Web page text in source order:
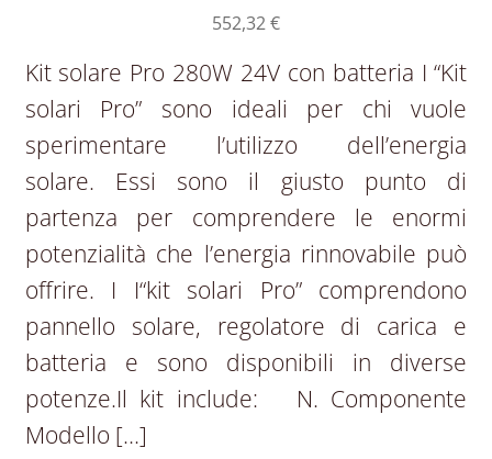
552,32€
Kit solare Pro 280W 24V con batteria I “Kit
solari Pro” sono ideali per chi vuole
sperimentare l’utilizzo dell’energia
solare. Essi sono il giusto punto di
partenza per comprendere le enormi
potenzialità che l’energia rinnovabile può
offrire. I I“kit solari Pro” comprendono
pannello solare, regolatore di carica e
batteria e sono disponibili in diverse
potenze.Il kit include: N. Componente
Modello […]